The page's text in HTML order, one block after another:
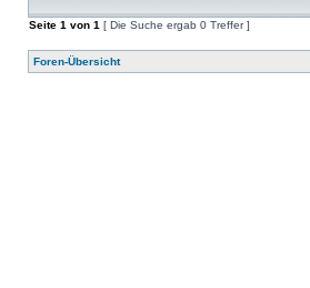
Seite 1 von 1 [ Die Suche ergab 0 Treffer ]
Foren-Übersicht